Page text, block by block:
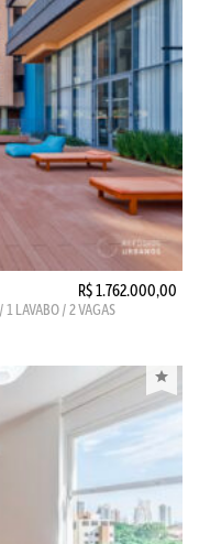
R$ 1.762.000,00
LAVABO / 2 VAGAS